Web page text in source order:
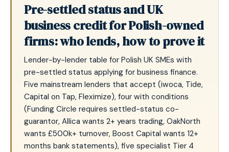
Pre-settled status and UK
business credit for Polish-owned
firms: who lends, how to prove it
Lender-by-lender table for Polish UK SMEs with
pre-settled status applying for business finance.
Five mainstream lenders that accept (iwoca, Tide,
Capital on Tap, Fleximize), four with conditions
(Funding Circle requires settled-status co-
guarantor, Allica wants 2+ years trading, OakNorth
wants £500k+ turnover, Boost Capital wants 12+
months bank statements), five specialist Tier 4